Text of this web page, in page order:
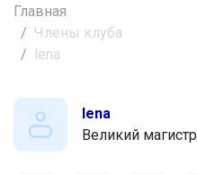
Главная
Члены клуба
lena
lena
Великий магистр